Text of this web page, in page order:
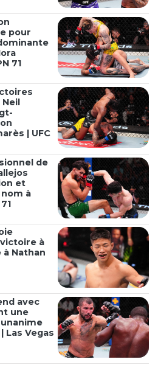
pour
71
| UFC
de
et
à
à
à Nathan
avec
une
Las Vegas